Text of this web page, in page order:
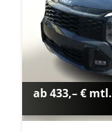
ab 433,– € mtl.